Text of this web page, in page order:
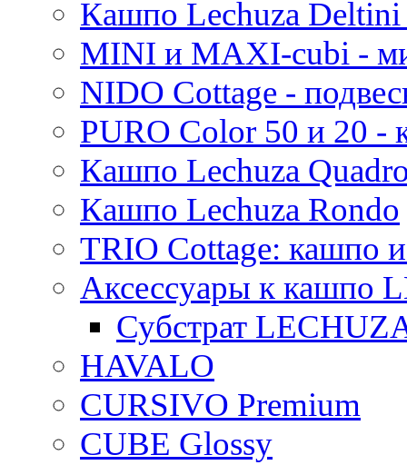
Кашпо Lechuza
MINI и MAXI-cubi -
NIDO Cottage -
PURO Color 50 и 20
Кашпо Lechuza
Кашпо Lechuza Rondo
TRIO Cottage: кашпо
Аксессуары к кашпо
Субстрат
HAVALO
CURSIVO Premium
CUBE Glossy